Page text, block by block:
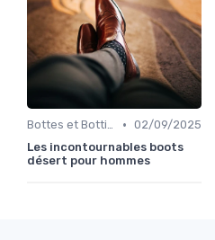
Bottes et Bottines • 02/09/2025
Les incontournables boots
désert pour hommes